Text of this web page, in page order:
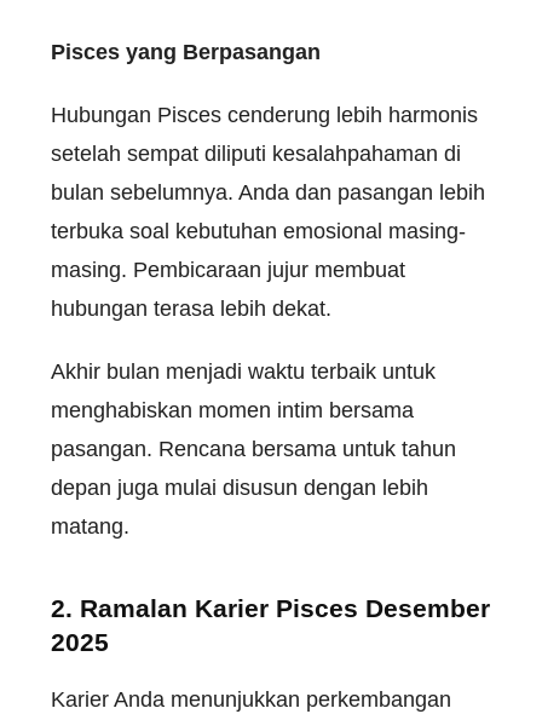
Pisces yang Berpasangan
Hubungan Pisces cenderung lebih harmonis
setelah sempat diliputi kesalahpahaman di
bulan sebelumnya. Anda dan pasangan lebih
terbuka soal kebutuhan emosional masing-
masing. Pembicaraan jujur membuat
hubungan terasa lebih dekat.
Akhir bulan menjadi waktu terbaik untuk
menghabiskan momen intim bersama
pasangan. Rencana bersama untuk tahun
depan juga mulai disusun dengan lebih
matang.
2. Ramalan Karier Pisces Desember
2025
Karier Anda menunjukkan perkembangan